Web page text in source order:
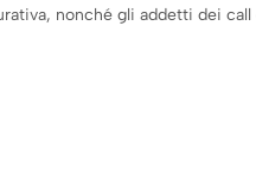
nonché gli addetti dei